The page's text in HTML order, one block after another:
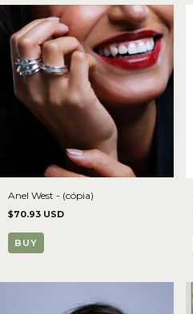
Anel West - (cópia)
$70.93 USD
BUY